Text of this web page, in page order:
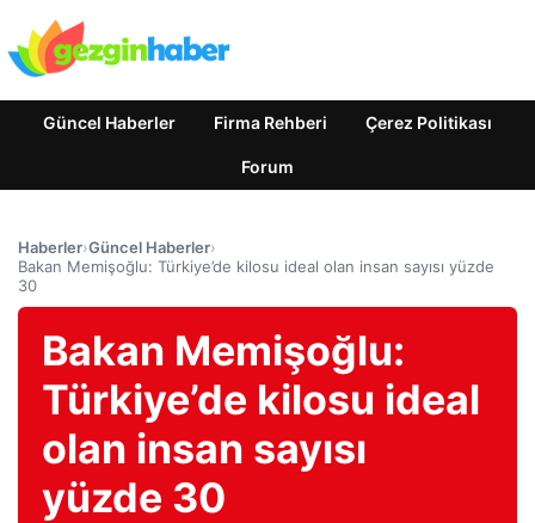
Güncel Haberler Firma Rehberi Çerez Politikası
Forum
Haberler›Güncel Haberler›
Bakan Memişoğlu: Türkiye’de kilosu ideal olan insan sayısı yüzde
30
Bakan Memişoğlu:
Türkiye’de kilosu ideal
olan insan sayısı
yüzde 30